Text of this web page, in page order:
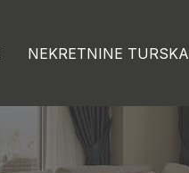
NEKRETNINE TURSKA